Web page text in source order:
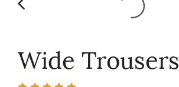
Wide Trousers